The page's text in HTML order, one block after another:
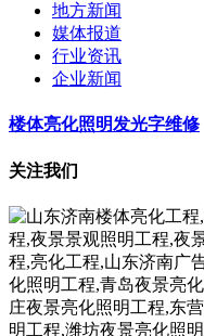
地方新闻
媒体报道
行业资讯
企业新闻
楼体亮化照明发光字维修
关注我们